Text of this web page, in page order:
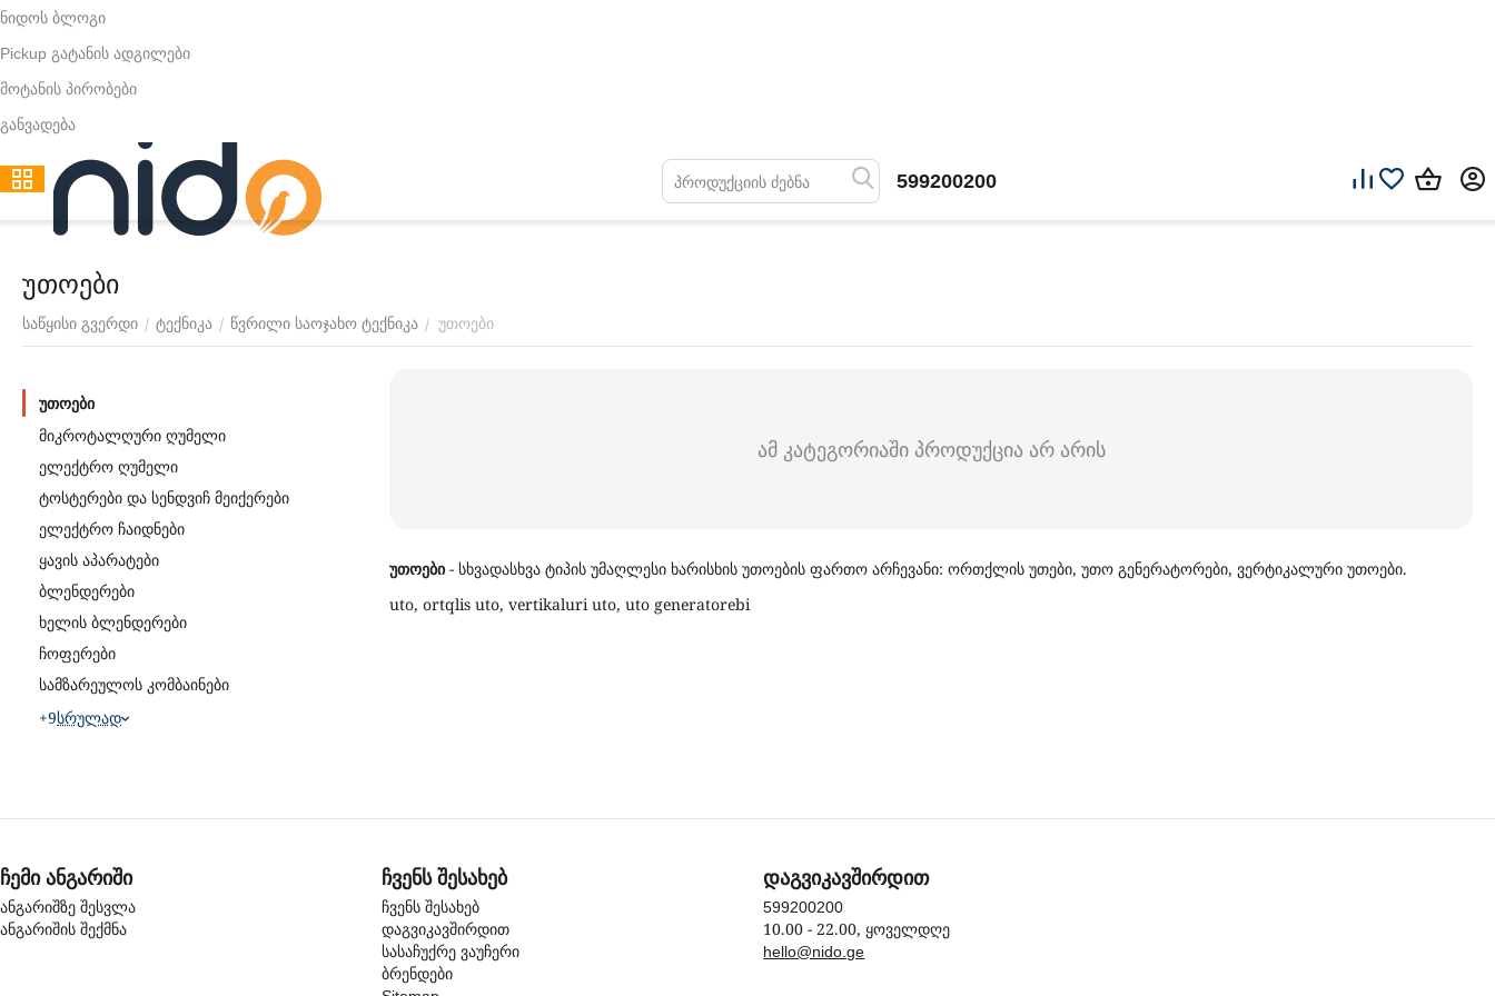
ნიდოს ბლოგი
Pickup გატანის ადგილები
მოტანის პირობები
განვადება
599200200
უთოები
საწყისი გვერდი / ტექნიკა / წვრილი საოჯახო ტექნიკა / უთოები
უთოები - სხვადასხვა ტიპის უმაღლესი ხარისხის უთოების ფართო არჩევანი: ორთქლის უთები, უთო გენერატორები, ვერტიკალური უთოები.
uto, ortqlis uto, vertikaluri uto, uto generatorebi
ამ კატეგორიაში პროდუქცია არ არის
უთოები
მიკროტალღური ღუმელი
ელექტრო ღუმელი
ტოსტერები და სენდვიჩ მეიქერები
ელექტრო ჩაიდნები
ყავის აპარატები
ბლენდერები
ხელის ბლენდერები
ჩოფერები
სამზარეულოს კომბაინები
+9Სრულად
ჩემი ანგარიში
ანგარიშზე შესვლა
ანგარიშის შექმნა
ჩვენს შესახებ
ჩვენს შესახებ
დაგვიკავშირდით
სასაჩუქრე ვაუჩერი
ბრენდები
დაგვიკავშირდით
599200200
10.00 - 22.00, ყოველდღე
hello@nido.ge